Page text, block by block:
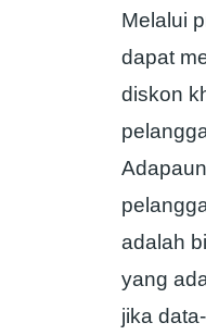
Melalui
dapat
diskon
adalah
yang
jika